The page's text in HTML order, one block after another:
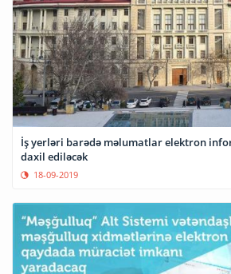
İş yerləri barədə məlumatlar elektron
daxil ediləcək
18-09-2019